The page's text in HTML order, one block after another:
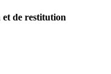
et de restitution